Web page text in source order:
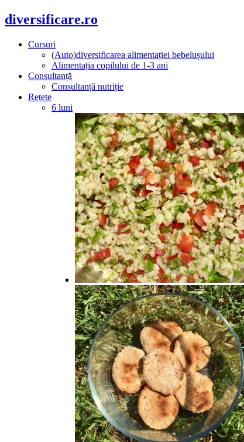
diversificare.ro
Cursuri
(Auto)diversificarea alimentației bebelușului
Alimentația copilului de 1-3 ani
Consultanță
Consultanță nutriție
Rețete
6 luni